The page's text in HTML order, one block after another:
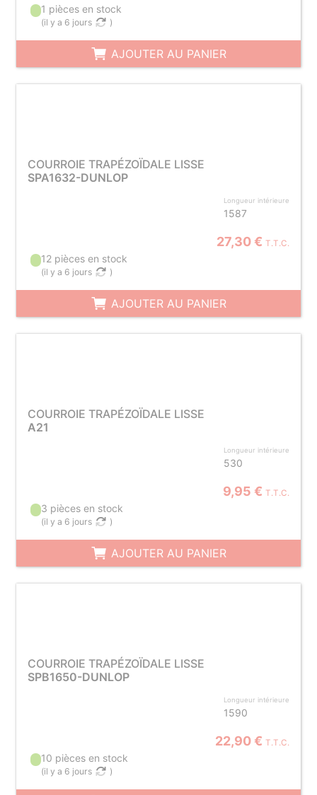
1 pièces en stock
(il y a 6 jours )
AJOUTER AU PANIER
COURROIE TRAPÉZOÏDALE LISSE
SPA1632-DUNLOP
Longueur intérieure
1587
27,30 € T.T.C.
12 pièces en stock
(il y a 6 jours )
AJOUTER AU PANIER
COURROIE TRAPÉZOÏDALE LISSE
A21
Longueur intérieure
530
9,95 € T.T.C.
3 pièces en stock
(il y a 6 jours )
AJOUTER AU PANIER
COURROIE TRAPÉZOÏDALE LISSE
SPB1650-DUNLOP
Longueur intérieure
1590
22,90 € T.T.C.
10 pièces en stock
(il y a 6 jours )